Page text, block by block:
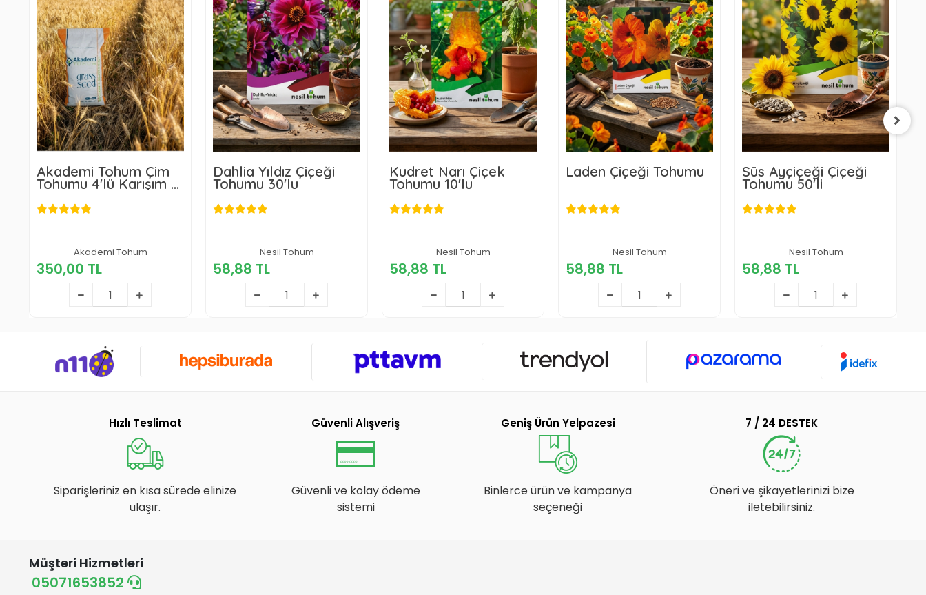
Akademi Tohum Çim
Tohumu 4'lü Karışım 1
Akademi Tohum
350,00 TL
350,00 TL
Sepete Ekle
Dahlia Yıldız Çiçeği
Tohumu 30'lu
Nesil Tohum
58,88 TL
58,88 TL
Sepete Ekle
Kudret Narı Çiçek
Tohumu 10'lu
Nesil Tohum
58,88 TL
58,88 TL
Sepete Ekle
Laden Çiçeği Tohumu
Nesil Tohum
58,88 TL
58,88 TL
Sepete Ekle
Süs Ayçiçeği Çiçeği
Tohumu 50'li
Nesil Tohum
58,88 TL
58,88 TL
Sepete Ekle
Hızlı Teslimat
Siparişleriniz en kısa sürede elinize
ulaşır.
Güvenli Alışveriş
Güvenli ve kolay ödeme
sistemi
Geniş Ürün Yelpazesi
Binlerce ürün ve kampanya
seçeneği
7 / 24 DESTEK
Öneri ve şikayetlerinizi bize
iletebilirsiniz.
Müşteri Hizmetleri
05071653852